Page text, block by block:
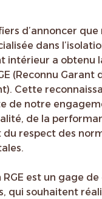
d’annoncer
dans
intérieur a obtenu
(Reconnu Garant
Cette
de notre
de la
respect des
est un gage
qui souhaitent